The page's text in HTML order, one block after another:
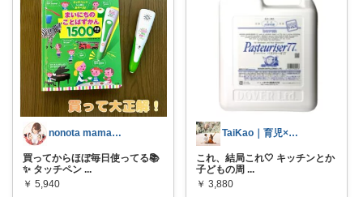
nonota mama｜未就学児ママ🌸
買ってからほぼ毎日使ってる📚
✨ タッチペン ...
￥ 5,940
TaiKao｜育児×時短くらし🧺
これ、結局これ🤍 キッチンとか
子どもの周 ...
￥ 3,880